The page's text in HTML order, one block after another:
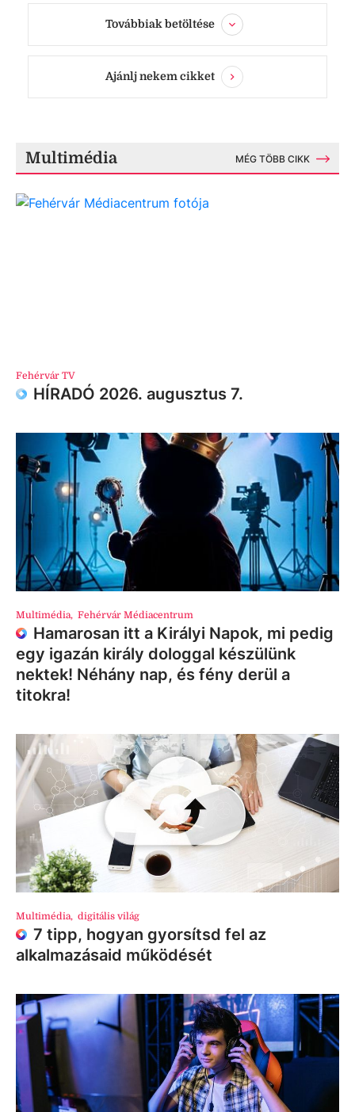
Továbbiak betöltése
Ajánlj nekem cikket
Multimédia MÉG TÖBB CIKK
Fehérvár TV
HÍRADÓ 2026. augusztus 7.
Multimédia, Fehérvár Médiacentrum
Hamarosan itt a Királyi Napok, mi pedig
egy igazán király dologgal készülünk
nektek! Néhány nap, és fény derül a
titokra!
Multimédia, digitális világ
7 tipp, hogyan gyorsítsd fel az
alkalmazásaid működését